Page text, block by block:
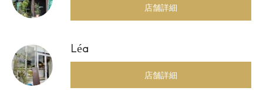
店舗詳細
Léa
店舗詳細